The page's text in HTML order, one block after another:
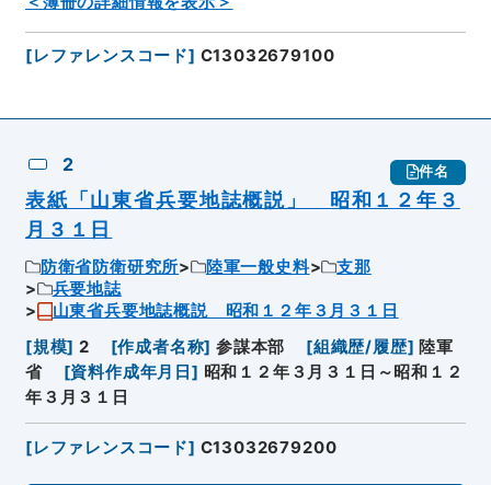
[レファレンスコード] C13032679100
2 件名
表紙「山東省兵要地誌概説」 昭和１２年３
月３１日
防衛省防衛研究所 陸軍一般史料
支那
兵要地誌
山東省兵要地誌概説 昭和１２年３月３１日
[規模] 2 [作成者名称] 参謀本部 [組織歴/履歴] 陸軍
省
[資料作成年月日 ] 昭和１２年３月３１日～昭和１２
年３月３１日
[レファレンスコード] C13032679200